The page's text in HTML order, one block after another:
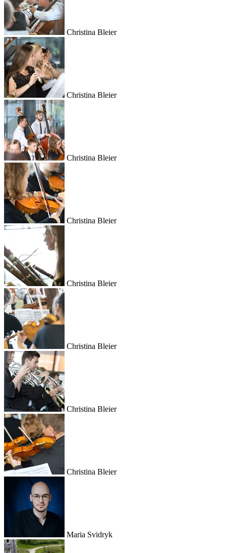
Christina Bleier
Christina Bleier
Christina Bleier
Christina Bleier
Christina Bleier
Christina Bleier
Christina Bleier
Christina Bleier
Maria Svidryk